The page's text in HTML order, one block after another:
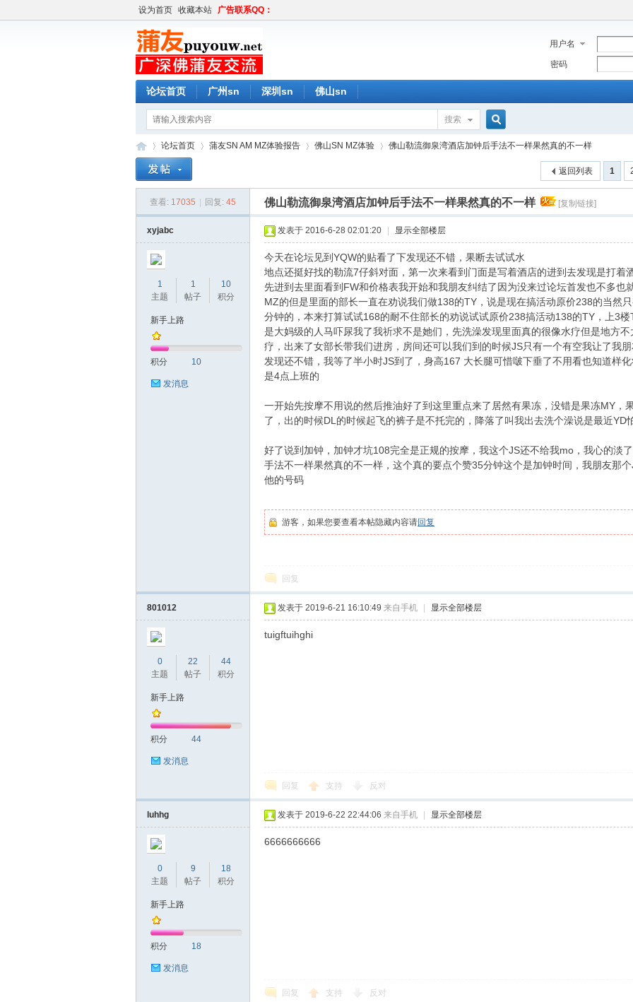
设为首页 收藏本站 广告联系QQ：
用户名
密码
论坛首页 广州sn 深圳sn 佛山sn
搜索
搜
索
»
论坛首页 蒲友SN AM MZ体验报告
›
佛山SN MZ体验
›
佛山勒流御泉湾酒店加钟后手法不一样果然真的不一样
1
返回列表
查看: 17035 回复: 45 佛山勒流御泉湾酒店加钟后手法不一样果然真的不一样 [复制链接]
xyjabc
1
主题
1
帖子
10
积分
新手上路
积分 10
发消息
发表于 2016-6-28 02:01:20 显示全部楼层
今天在论坛见到YQW的贴看了下发现还不错，果断去试试水
地点还挺好找的勒流7仔斜对面，第一次来看到门面是写着酒店的进到去发现是打着
先进到去里面看到FW和价格表我开始和我朋友纠结了因为没来过论坛首发也不多也
MZ的但是里面的部长一直在劝说我们做138的TY，说是现在搞活动原价238的当然
分钟的，本来打算试试168的耐不住部长的劝说试试原价238搞活动138的TY，上3
是大妈级的人马吓尿我了我祈求不是她们，先洗澡发现里面真的很像水疗但是地方
疗，出来了女部长带我们进房，房间还可以我们到的时候JS只有一个有空我让了我
发现还不错，我等了半小时JS到了，身高167 大长腿可惜啵下垂了不用看也知道样
是4点上班的
一开始先按摩不用说的然后推油好了到这里重点来了居然有果冻，没错是果冻MY，
了，出的时候DL的时候起飞的裤子是不托完的，降落了叫我出去洗个澡说是最近YD
好了说到加钟，加钟才坑108完全是正规的按摩，我这个JS还不给我mo，我心的淡
手法不一样果然真的不一样，这个真的要点个赞35分钟这个是加钟时间，我朋友那
他的号码
游客，如果您要查看本帖隐藏内容请回复
回复
801012
0
主题
22
帖子
44
积分
新手上路
积分 44
发消息
发表于 2019-6-21 16:10:49 来自手机 显示全部楼层
tuigftuihghi
回复 支持 反对
luhhg
0
主题
9
帖子
18
积分
新手上路
积分 18
发消息
发表于 2019-6-22 22:44:06 来自手机 显示全部楼层
6666666666
回复 支持 反对